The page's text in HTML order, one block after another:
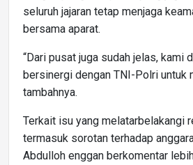
seluruh jajaran tetap menjaga
bersama aparat.
“Dari pusat juga sudah jelas, kami
bersinergi dengan TNI-Polri untuk
tambahnya.
Terkait isu yang melatarbelakangi
termasuk sorotan terhadap
Abdulloh enggan berkomentar